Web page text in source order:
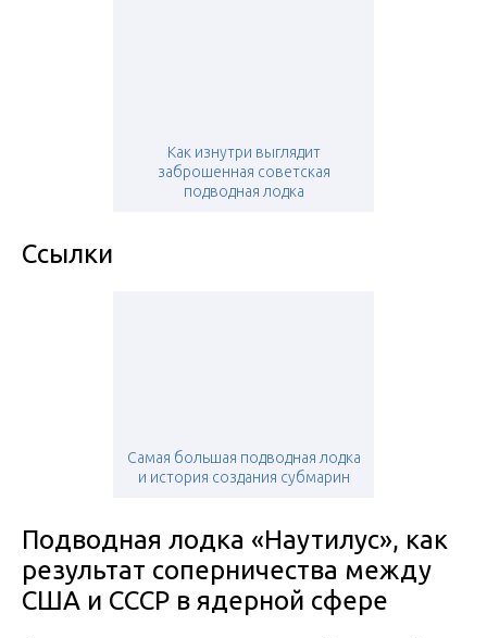
Как изнутри выглядит
заброшенная советская
подводная лодка
Ссылки
Самая большая подводная лодка
и история создания субмарин
Подводная лодка «Наутилус», как
результат соперничества между
США и СССР в ядерной сфере